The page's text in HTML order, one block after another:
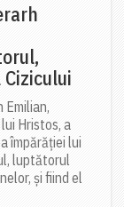
Hristos, a
împărăției lui
luptătorul
și fiind el